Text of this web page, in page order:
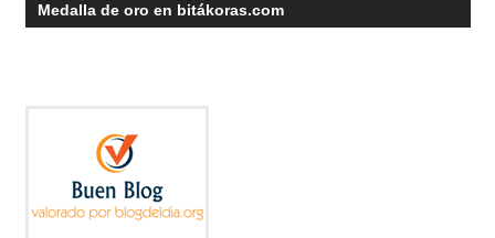
Medalla de oro en bitákoras.com